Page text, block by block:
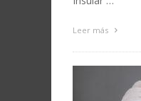
Leer más